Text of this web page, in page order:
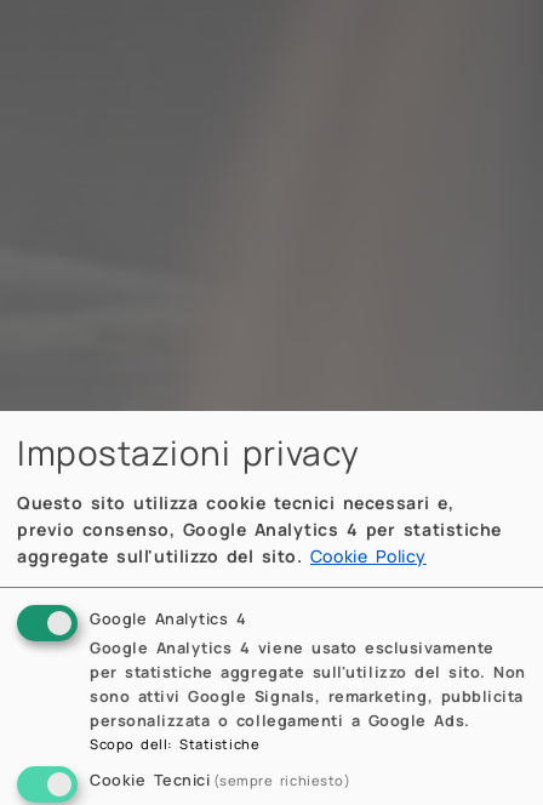
Impostazioni privacy
Questo sito utilizza cookie tecnici necessari e,
previo consenso, Google Analytics 4 per statistiche
aggregate sull'utilizzo del sito. Cookie Policy
Google Analytics 4
Google Analytics 4 viene usato esclusivamente
per statistiche aggregate sull'utilizzo del sito. Non
sono attivi Google Signals, remarketing, pubblicita
personalizzata o collegamenti a Google Ads.
Scopo dell:Statistiche
Cookie Tecnici (sempre richiesto)